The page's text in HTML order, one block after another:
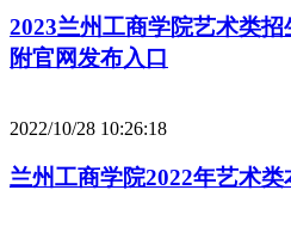
2023兰州工商学院艺术类
附官网发布入口
2022/10/28 10:26:18
兰州工商学院2022年艺术类